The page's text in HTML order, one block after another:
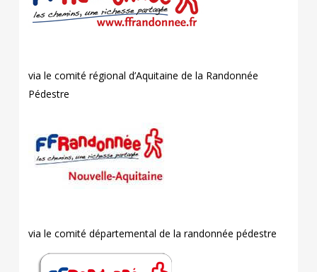
via le comité régional d’Aquitaine de la Randonnée
Pédestre
via le comité départemental de la randonnée pédestre